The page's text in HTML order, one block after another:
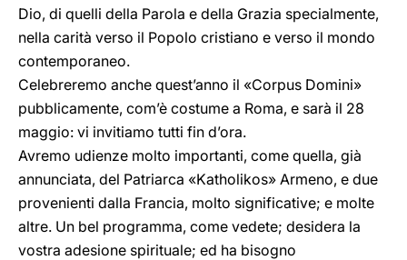
Dio, di quelli della Parola e della Grazia specialmente,
nella carità verso il Popolo cristiano e verso il mondo
contemporaneo.
Celebreremo anche quest’anno il «Corpus Domini»
pubblicamente, com’è costume a Roma, e sarà il 28
maggio: vi invitiamo tutti fin d’ora.
Avremo udienze molto importanti, come quella, già
annunciata, del Patriarca «Katholikos» Armeno, e due
provenienti dalla Francia, molto significative; e molte
altre. Un bel programma, come vedete; desidera la
vostra adesione spirituale; ed ha bisogno